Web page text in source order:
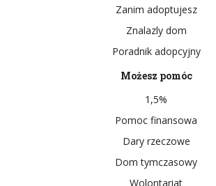
Zanim adoptujesz
Znalazly dom
Poradnik adopcyjny
Możesz pomóc
1,5%
Pomoc finansowa
Dary rzeczowe
Dom tymczasowy
Wolontariat